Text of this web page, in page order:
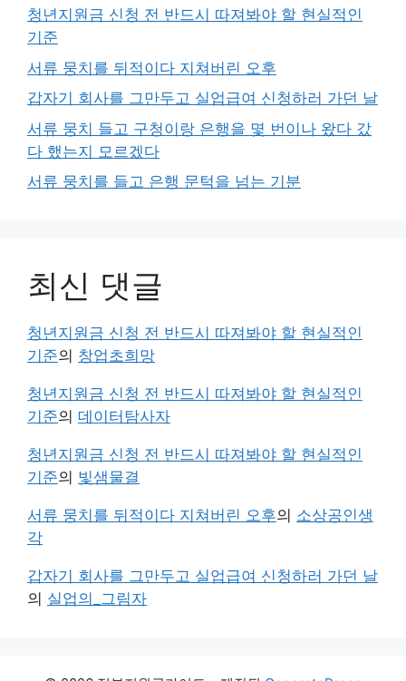
청년지원금 신청 전 반드시 따져봐야 할 현실적인
기준
서류 뭉치를 뒤적이다 지쳐버린 오후
갑자기 회사를 그만두고 실업급여 신청하러 가던 날
서류 뭉치 들고 구청이랑 은행을 몇 번이나 왔다 갔
다 했는지 모르겠다
서류 뭉치를 들고 은행 문턱을 넘는 기분
최신 댓글
청년지원금 신청 전 반드시 따져봐야 할 현실적인
기준의 창업초희망
청년지원금 신청 전 반드시 따져봐야 할 현실적인
기준의 데이터탐사자
청년지원금 신청 전 반드시 따져봐야 할 현실적인
기준의 빛샘물결
서류 뭉치를 뒤적이다 지쳐버린 오후의 소상공인생
각
갑자기 회사를 그만두고 실업급여 신청하러 가던 날
의 실업의_그림자